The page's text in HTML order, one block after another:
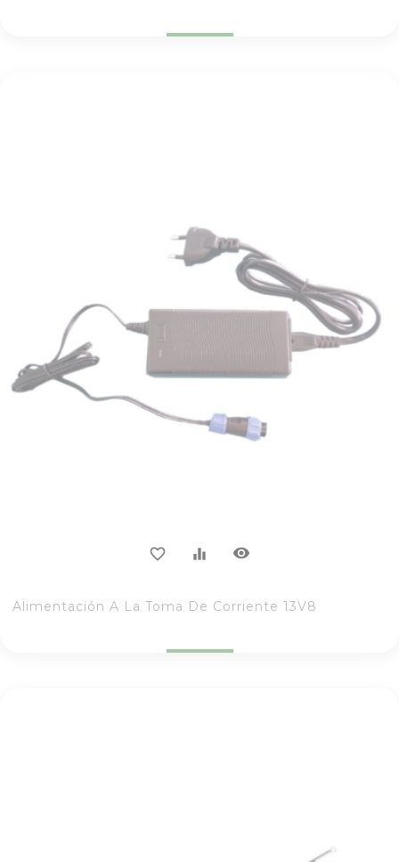
favorite_border equalizer visibility
Alimentación A La Toma De Corriente 13V8